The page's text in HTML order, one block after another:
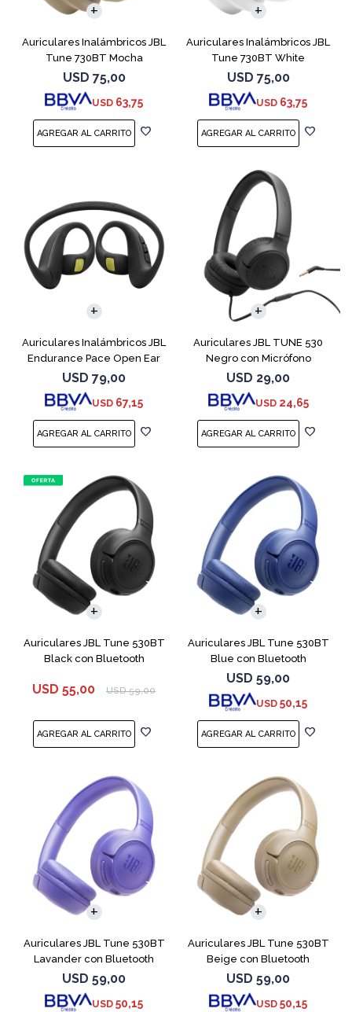
Auriculares Inalámbricos JBL
Tune 730BT Mocha
USD 75,00
USD 63,75
Auriculares Inalámbricos JBL
Tune 730BT White
USD 75,00
USD 63,75
Auriculares Inalámbricos JBL
Endurance Pace Open Ear
Negro
USD 79,00
USD 67,15
Auriculares JBL TUNE 530
Negro con Micrófono
USD 29,00
USD 24,65
Auriculares JBL Tune 530BT
Black con Bluetooth
USD 55,00 USD 59,00
Auriculares JBL Tune 530BT
Blue con Bluetooth
USD 59,00
USD 50,15
Auriculares JBL Tune 530BT
Lavander con Bluetooth
USD 59,00
USD 50,15
Auriculares JBL Tune 530BT
Beige con Bluetooth
USD 59,00
USD 50,15